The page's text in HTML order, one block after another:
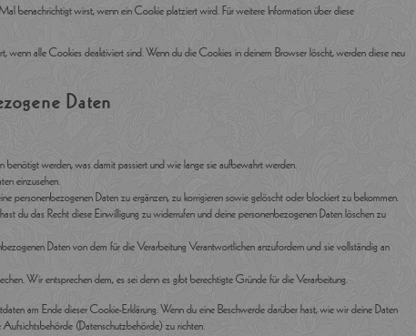
benachrichtigt wirst, wenn ein Cookie platziert wird. Für weitere Information über diese
wenn alle Cookies deaktiviert sind. Wenn du die Cookies in deinem Browser löscht, werden diese neu
Daten
benötigt werden, was damit passiert und wie lange sie aufbewahrt werden.
einzusehen.
personenbezogenen Daten zu ergänzen, zu korrigieren sowie gelöscht oder blockiert zu bekommen.
du das Recht diese Einwilligung zu widerrufen und deine personenbezogenen Daten löschen zu
Daten von dem für die Verarbeitung Verantwortlichen anzufordern und sie vollständig an
Wir entsprechen dem, es sei denn es gibt berechtigte Gründe für die Verarbeitung.
am Ende dieser Cookie-Erklärung. Wenn du eine Beschwerde darüber hast, wie wir deine Daten
(Datenschutzbehörde) zu richten.